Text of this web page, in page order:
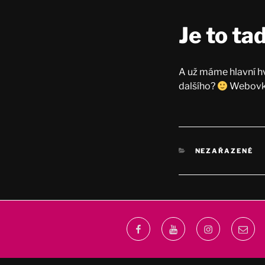
Je to
A už máme hlavní
dalšího?
RUBRIKY
NEZAŘAZENÉ
FacebookYoutubeInstagramEmail